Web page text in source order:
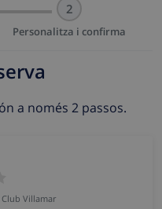
2
Personalitza i confirma
a només 2 passos.
Villamar